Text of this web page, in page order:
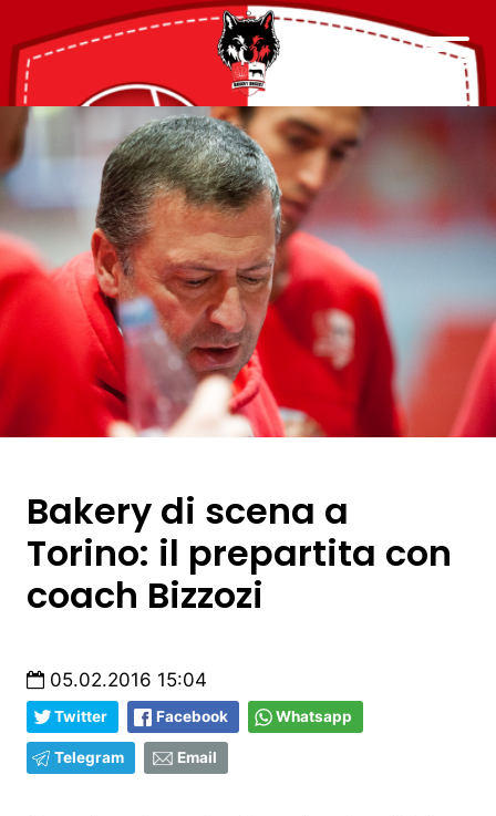
Bakery di scena a
Torino: il prepartita con
coach Bizzozi
05.02.2016 15:04
Twitter Facebook Whatsapp
Telegram Email